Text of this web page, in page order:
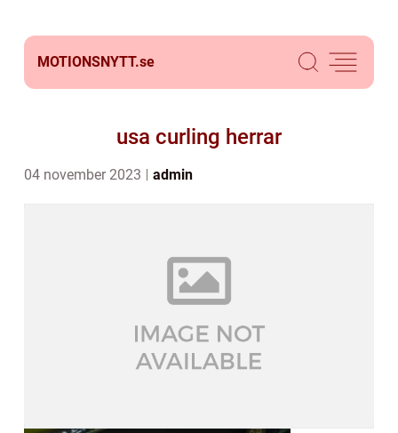
MOTIONSNYTT.se
usa curling herrar
04 november 2023 admin